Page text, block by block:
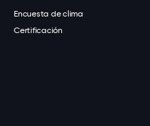
Encuesta de clima
Certificación